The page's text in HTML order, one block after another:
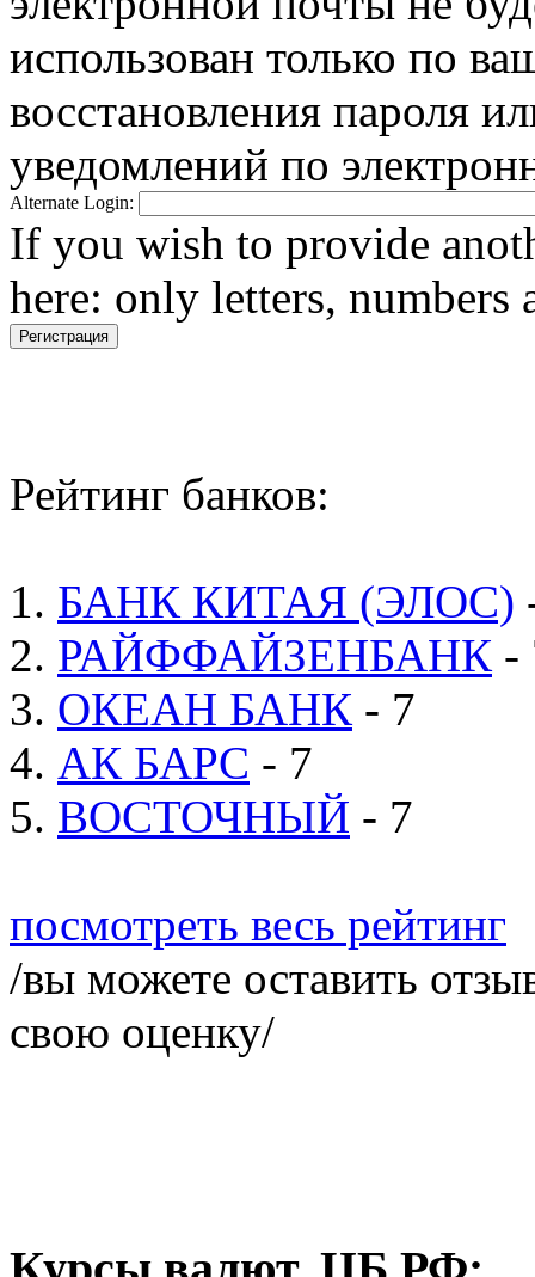
использован только по
восстановления пароля
уведомлений по
Alternate Login:
If you wish to provide
here: only letters, numbers
Рейтинг банков:
1. БАНК КИТАЯ (ЭЛОС)
2. РАЙФФАЙЗЕНБАНК -
3. ОКЕАН БАНК - 7
4. АК БАРС - 7
5. ВОСТОЧНЫЙ - 7
посмотреть весь рейтинг
/вы можете оставить
свою оценку/